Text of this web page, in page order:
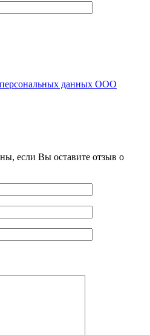
персональных данных ООО
если Вы оставите отзыв о